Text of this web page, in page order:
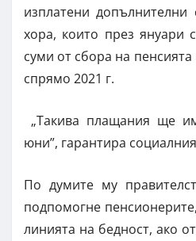
изплатени допълнителни
хора, които през януари
суми от сбора на пенсията
спрямо 2021 г.
„Такива плащания ще
юни”, гарантира
По думите му
подпомогне
линията на бедност, ако